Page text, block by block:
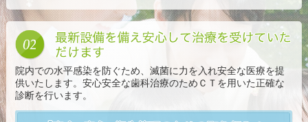
院内での水平感染を防ぐため、滅菌に力を入れ安全な医療を提
供いたします。安心安全な歯科治療のためＣＴを用いた正確な
診断を行います。